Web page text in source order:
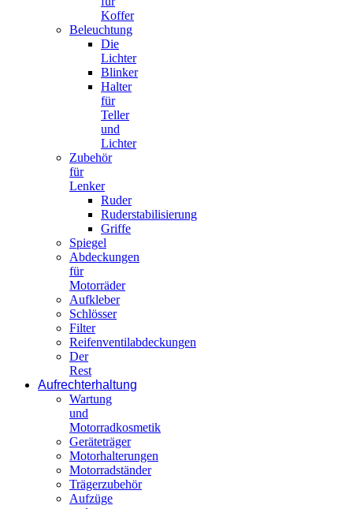
Koffer
Beleuchtung
Die
Lichter
Blinker
Halter
für
Teller
und
Lichter
Zubehör
für
Lenker
Ruder
Ruderstabilisierung
Griffe
Spiegel
Abdeckungen
für
Motorräder
Aufkleber
Schlösser
Filter
Reifenventilabdeckungen
Der
Rest
Aufrechterhaltung
Wartung
und
Motorradkosmetik
Geräteträger
Motorhalterungen
Motorradständer
Trägerzubehör
Aufzüge